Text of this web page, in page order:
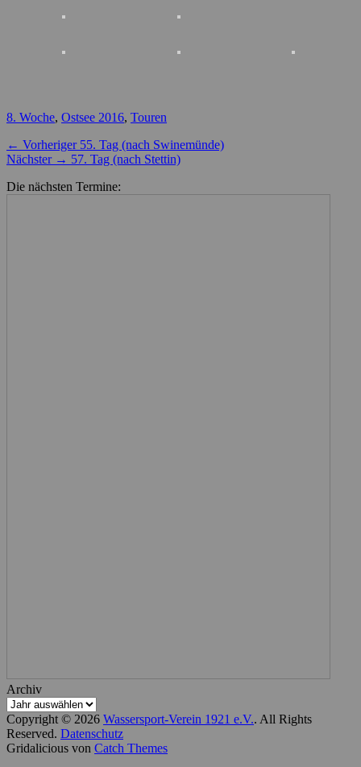
Kategorien
8. Woche, Ostsee 2016, Touren
Beitragsnavigation
← Vorheriger Vorheriger
Beitrag:
55. Tag (nach Swinemünde)
Nächster → Nächster
57. Tag (nach Stettin)
Die nächsten Termine:
Archiv
Copyright © 2026 Wassersport-Verein 1921 e.V.. All Rights
Reserved. Datenschutz
Gridalicious von Catch Themes